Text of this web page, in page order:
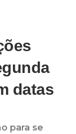
datas
para se